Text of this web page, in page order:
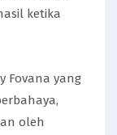
ketika
Fovana yang
oleh